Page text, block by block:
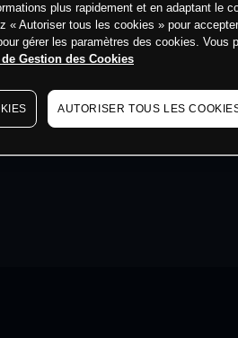
plus rapidement et en adaptant le
« Autoriser tous les cookies » pour
gérer les paramètres des cookies. Vous
Gestion des Cookies
AUTORISER TOUS LES